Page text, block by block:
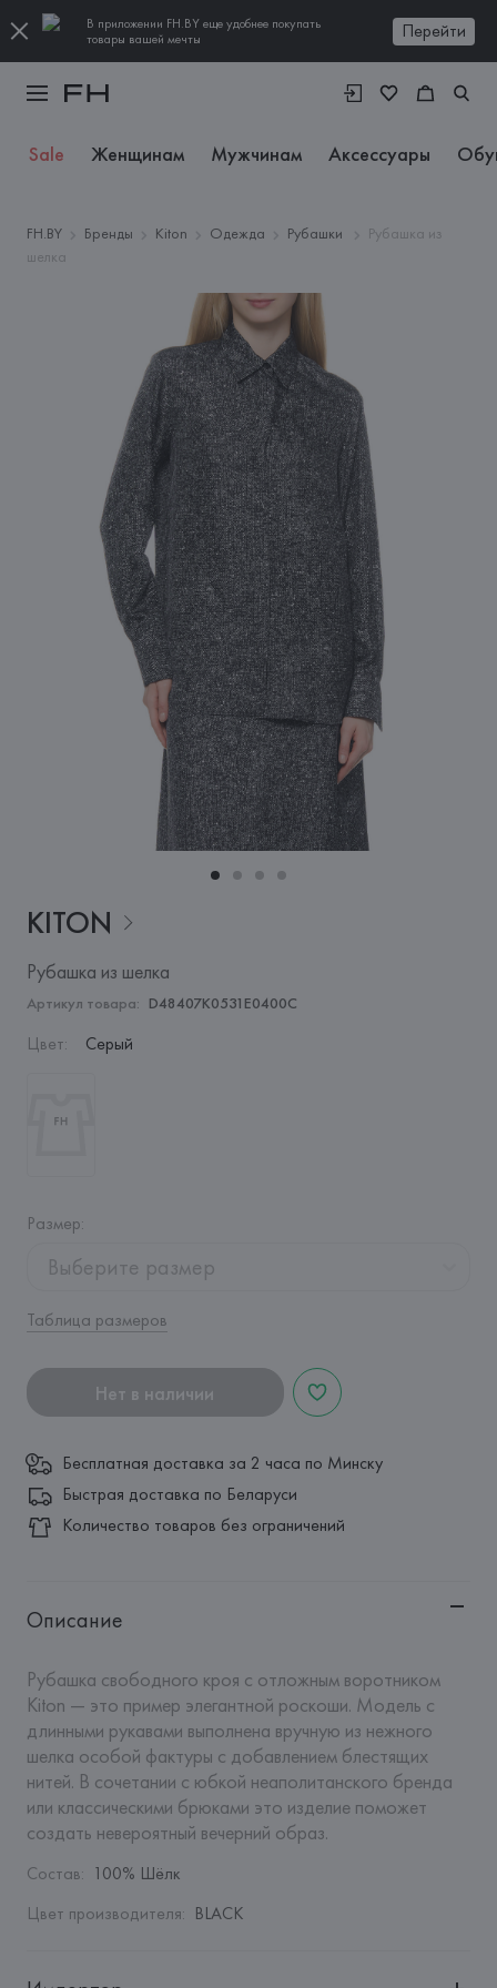
В приложении FH.BY еще удобнее покупать
товары вашей мечты
Перейти
Sale Женщинам Мужчинам Аксессуары
FH.BY Бренды Kiton Одежда Рубашки
Рубашка из
шелка
KITON
Рубашка из шелка
Артикул товара: D48407K0531E0400C
Цвет: Серый
Размер:
Выберите размер
Таблица размеров
Нет в наличии
Бесплатная доставка за 2 часа по Минску
Быстрая доставка по Беларуси
Количество товаров без ограничений
Описание
Рубашка свободного кроя с отложным воротником
Kiton — это пример элегантной роскоши. Модель с
длинными рукавами выполнена вручную из нежного
шелка особой фактуры с добавлением блестящих
нитей. В сочетании с юбкой неаполитанского бренда
или классическими брюками это изделие поможет
создать невероятный вечерний образ.
Состав: 100% Шёлк
Цвет производителя: BLACK